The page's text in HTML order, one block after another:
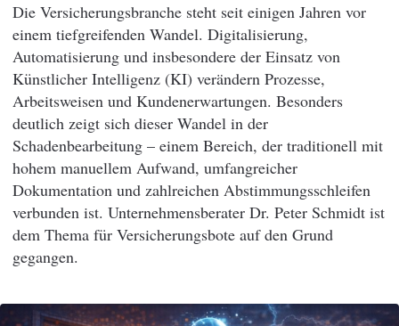
Die Versicherungsbranche steht seit einigen Jahren vor
einem tiefgreifenden Wandel. Digitalisierung,
Automatisierung und insbesondere der Einsatz von
Künstlicher Intelligenz (KI) verändern Prozesse,
Arbeitsweisen und Kundenerwartungen. Besonders
deutlich zeigt sich dieser Wandel in der
Schadenbearbeitung – einem Bereich, der traditionell mit
hohem manuellem Aufwand, umfangreicher
Dokumentation und zahlreichen Abstimmungsschleifen
verbunden ist. Unternehmensberater Dr. Peter Schmidt ist
dem Thema für Versicherungsbote auf den Grund
gegangen.